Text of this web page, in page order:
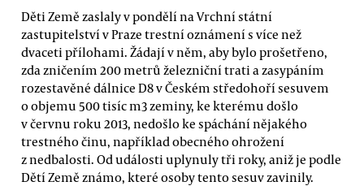
Děti Země zaslaly v pondělí na Vrchní státní
zastupitelství v Praze trestní oznámení s více než
dvaceti přílohami. Žádají v něm, aby bylo prošetřeno,
zda zničením 200 metrů železniční trati a zasypáním
rozestavěné dálnice D8 v Českém středohoří sesuvem
o objemu 500 tisíc m3 zeminy, ke kterému došlo
v červnu roku 2013, nedošlo ke spáchání nějakého
trestného činu, například obecného ohrožení
z nedbalosti. Od události uplynuly tři roky, aniž je podle
Dětí Země známo, které osoby tento sesuv zavinily.